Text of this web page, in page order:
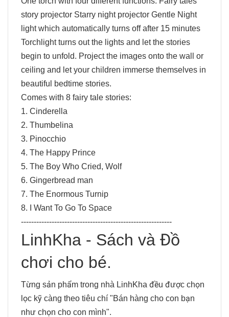
story projector Starry night projector Gentle Night
light which automatically turns off after 15 minutes
Torchlight turns out the lights and let the stories
begin to unfold. Project the images onto the wall or
ceiling and let your children immerse themselves in
beautiful bedtime stories.
Comes with 8 fairy tale stories:
1. Cinderella
2. Thumbelina
3. Pinocchio
4. The Happy Prince
5. The Boy Who Cried, Wolf
6. Gingerbread man
7. The Enormous Turnip
8. I Want To Go To Space
-----------------------------------------------------------
LinhKha - Sách và Đồ
chơi cho bé.
Từng sản phẩm trong nhà LinhKha đều được chọn
lọc kỹ càng theo tiêu chí "Bán hàng cho con bạn
như chọn cho con mình".